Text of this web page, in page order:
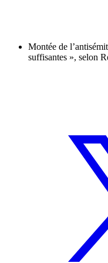
Montée de
suffisantes », selon